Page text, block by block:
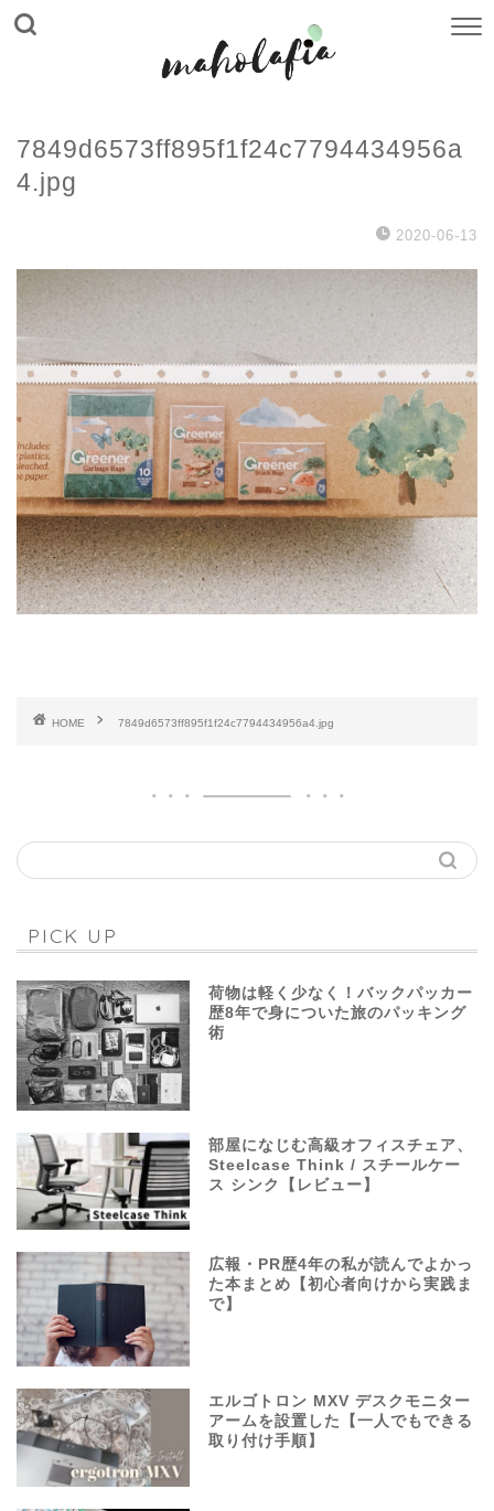
7849d6573ff895f1f24c7794434956a
4.jpg
2020-06-13
HOME 7849d6573ff895f1f24c7794434956a4.jpg
PICK UP
荷物は軽く少なく！バックパッカー
歴8年で身についた旅のパッキング
術
部屋になじむ高級オフィスチェア、
Steelcase Think / スチールケー
ス シンク【レビュー】
広報・PR歴4年の私が読んでよかっ
た本まとめ【初心者向けから実践ま
で】
エルゴトロン MXV デスクモニター
アームを設置した【一人でもできる
取り付け手順】